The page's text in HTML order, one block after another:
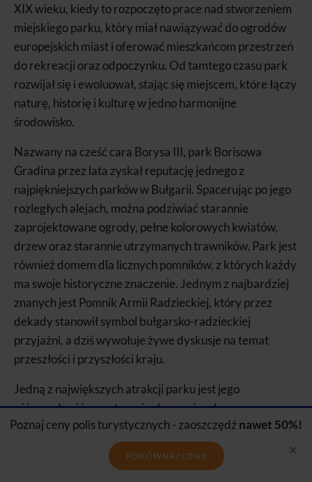
XIX wieku, kiedy to rozpoczęto prace nad stworzeniem
miejskiego parku, który miał nawiązywać do ogrodów
europejskich miast i oferować mieszkańcom przestrzeń
do rekreacji oraz odpoczynku. Od tamtego czasu park
rozwijał się i ewoluował, stając się miejscem, które łączy
naturę, historię i kulturę w jedno harmonijne
środowisko.
Nazwany na cześć cara Borysa III, park Borisowa
Gradina przez lata zyskał reputację jednego z
najpiękniejszych parków w Bułgarii. Spacerując po jego
rozległych alejach, można podziwiać starannie
zaprojektowane ogrody, pełne kolorowych kwiatów,
drzew oraz starannie utrzymanych trawników. Park jest
również domem dla licznych pomników, z których każdy
ma swoje historyczne znaczenie. Jednym z najbardziej
znanych jest Pomnik Armii Radzieckiej, który przez
dekady stanowił symbol bułgarsko-radzieckiej
przyjaźni, a dziś wywołuje żywe dyskusje na temat
przeszłości i przyszłości kraju.
Jedną z największych atrakcji parku jest jego
różnorodność przestrzeni rekreacyjnych.
Odwiedzający mogą korzystać z szerokiej gamy
aktywności — od relaksujących spacerów po
zacienionych alejkach, przez jazdę na rowerze, po
Poznaj ceny polis turystycznych - zaoszczędź nawet 50%!
PORÓWNAJ CENY ×